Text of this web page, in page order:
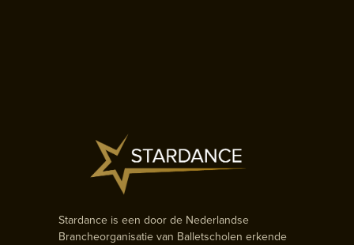
Stardance is een door de Nederlandse
Brancheorganisatie van Balletscholen erkende